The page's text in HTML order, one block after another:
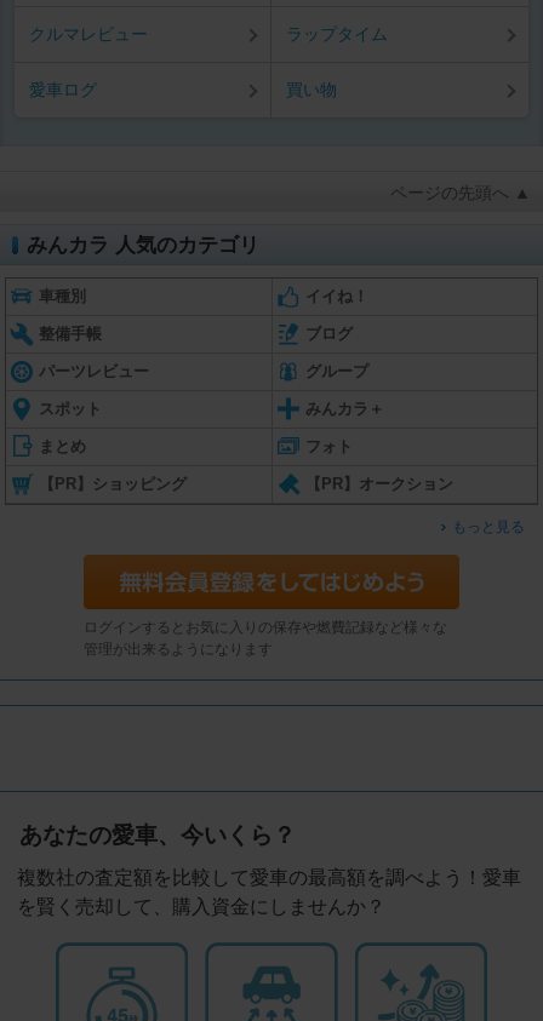
クルマレビュー ラップタイム
愛車ログ 買い物
ページの先頭へ ▲
みんカラ 人気のカテゴリ
車種別 イイね！
整備手帳 ブログ
パーツレビュー グループ
スポット みんカラ＋
まとめ フォト
【PR】ショッピング 【PR】オークション
もっと見る
ログインするとお気に入りの保存や燃費記録など様々な
管理が出来るようになります
あなたの愛車、今いくら？
複数社の査定額を比較して愛車の最高額を調べよう！愛車
を賢く売却して、購入資金にしませんか？